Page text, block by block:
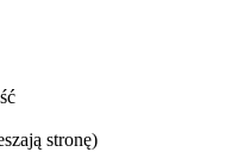
stronę)